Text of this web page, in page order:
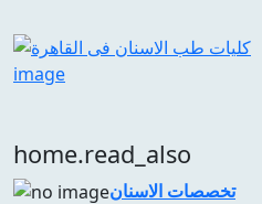
home.read_also
تخصصات الاسنان